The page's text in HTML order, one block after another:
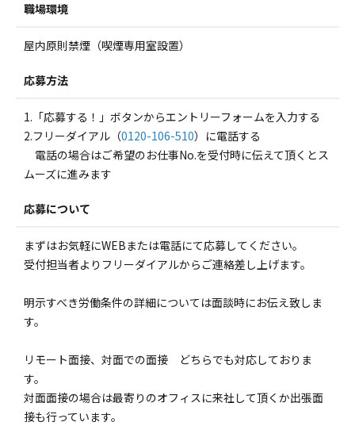
職場環境
屋内原則禁煙（喫煙専用室設置）
応募方法
1.「応募する！」ボタンからエントリーフォームを入力する
2.フリーダイアル（0120-106-510）に電話する
電話の場合はご希望のお仕事No.を受付時に伝えて頂くとス
ムーズに進みます
応募について
まずはお気軽にWEBまたは電話にて応募してください。
受付担当者よりフリーダイアルからご連絡差し上げます。
明示すべき労働条件の詳細については面談時にお伝え致しま
す。
リモート面接、対面での面接 どちらでも対応しておりま
す。
対面面接の場合は最寄りのオフィスに来社して頂くか出張面
接も行っています。